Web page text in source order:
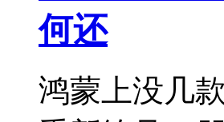
何还
鸿蒙上没几